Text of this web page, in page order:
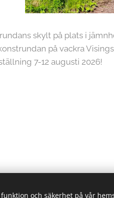
skylt på plats i
på vackra
7-12 augusti 2026!
2026
och säkerhet på vår